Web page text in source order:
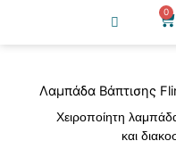
0
Λαμπάδα Βάπτισης
Χειροποίητη
και